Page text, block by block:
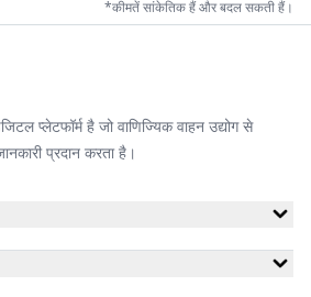
*कीमतें सांकेतिक हैं और बदल सकती हैं।
प्लेटफॉर्म है जो वाणिज्यिक वाहन उद्योग से
प्रदान करता है।